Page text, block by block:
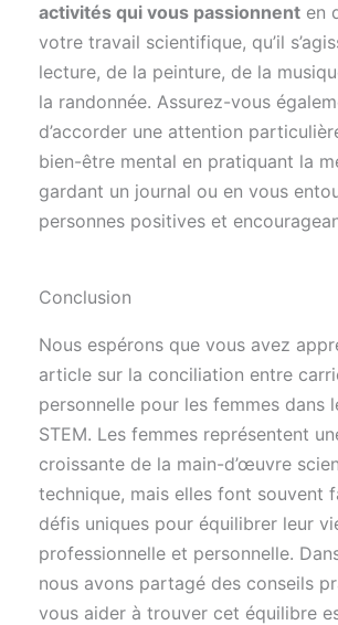
activités qui vous passionnenten
votre travail scientifique, qu’il
lecture, de la peinture, de la
la randonnée. Assurez-vous
d’accorder une attention
bien-être mental en pratiquant la
gardant un journal ou en vous
personnes positives et
Conclusion
Nous espérons que vous avez
article sur la conciliation entre
personnelle pour les femmes dans
STEM. Les femmes représentent
croissante de la main-d’œuvre
technique, mais elles font souvent
défis uniques pour équilibrer leur
professionnelle et personnelle.
nous avons partagé des conseils
vous aider à trouver cet équilibre